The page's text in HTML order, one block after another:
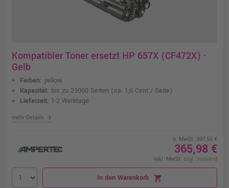
Kompatibler Toner ersetzt HP 657X (CF472X) ·
Gelb
Farben: yellow
Kapazität: bis zu 23000 Seiten (ca. 1,6 Cent / Seite)
Lieferzeit: 1-2 Werktage
mehr Details chevron_right
o. MwSt. 307,55 €
365,98 €
inkl. MwSt. zzgl. Versand
In den Warenkorb shopping_cart